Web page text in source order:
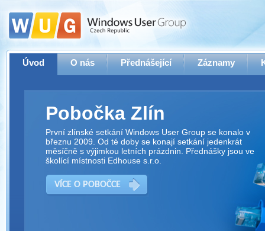
Úvod O nás Přednášející Záznamy
Pobočka Zlín
První zlínské setkání Windows User Group se konalo v
březnu 2009. Od té doby se konají setkání jedenkrát
měsíčně s výjimkou letních prázdnin. Přednášky jsou ve
školící místnosti Edhouse s.r.o.
VÍCE O POBOČCE